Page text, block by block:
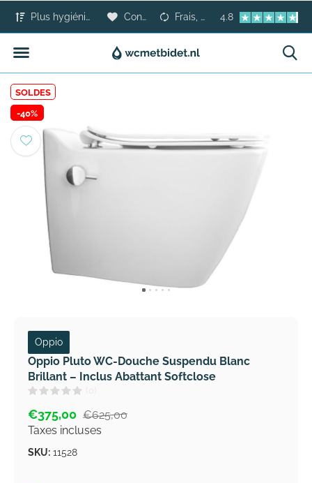
Plus hygiénique que le papier toilette Confort pour tous Frais, sûr et moderne 4.8
SOLDES
-40%
Oppio
Oppio Pluto WC-Douche Suspendu Blanc
Brillant – Inclus Abattant Softclose
€375,00 €625,00
Taxes incluses
SKU: 11528